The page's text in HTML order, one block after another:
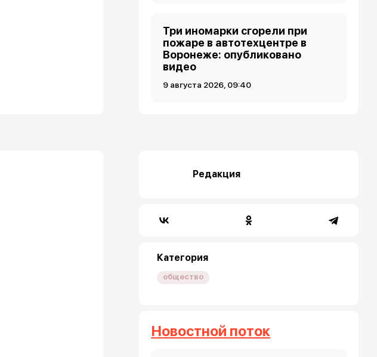
Три иномарки сгорели при
пожаре в автотехцентре в
Воронеже: опубликовано
видео
9 августа 2026, 09:40
Редакция
Категория
общество
Новостной поток